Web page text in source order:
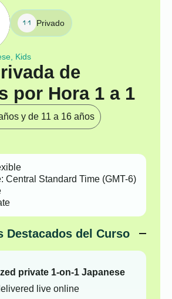
Privado
Kids
de
por Hora 1 a 1
y de 11 a 16 años
Central Standard Time (GMT-6)
Destacados del Curso
private 1-on-1 Japanese
live online